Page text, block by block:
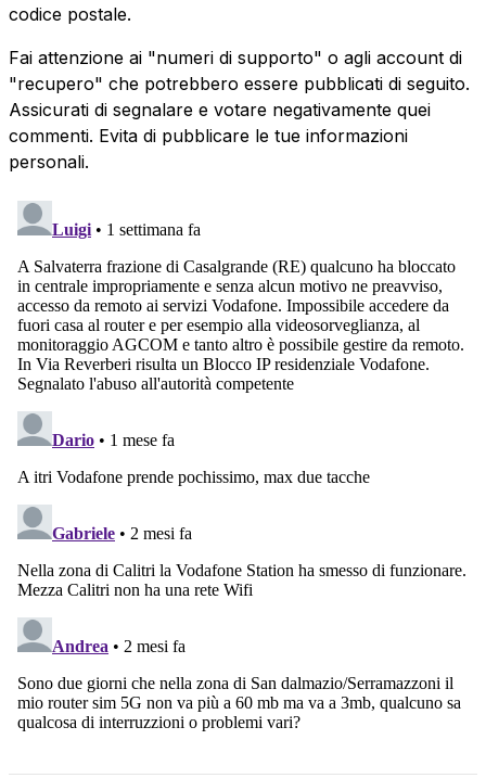
codice postale.
Fai attenzione ai "numeri di supporto" o agli account di
"recupero" che potrebbero essere pubblicati di seguito.
Assicurati di segnalare e votare negativamente quei
commenti. Evita di pubblicare le tue informazioni
personali.